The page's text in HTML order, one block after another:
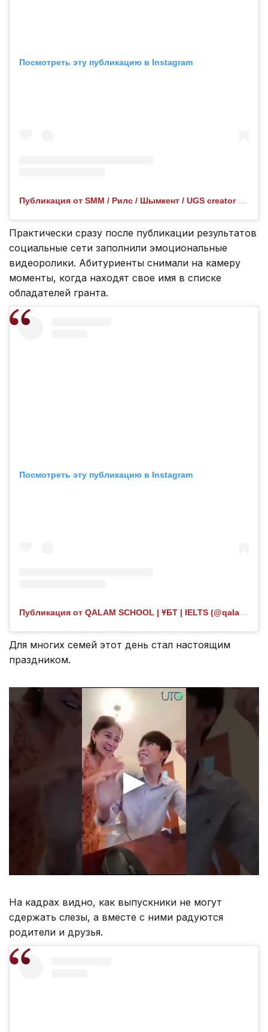
Посмотреть эту публикацию в Instagram
Публикация от SMM / Рилс / Шымкент / UGS creator (@nurdanka_askarkyzy)
Практически сразу после публикации результатов
социальные сети заполнили эмоциональные
видеоролики. Абитуриенты снимали на камеру
моменты, когда находят свое имя в списке
обладателей гранта.
Посмотреть эту публикацию в Instagram
Публикация от QALAM SCHOOL | ҰБТ | IELTS (@qalam.highschool)
Для многих семей этот день стал настоящим
праздником.
На кадрах видно, как выпускники не могут
сдержать слезы, а вместе с ними радуются
родители и друзья.